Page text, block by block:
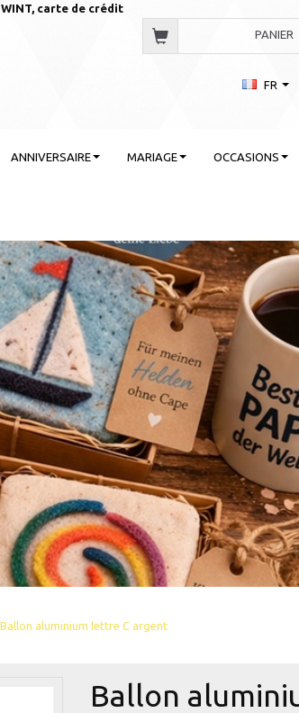
carte de crédit
PANIER
FR
ANNIVERSAIRE MARIAGE OCCASIONS
Ballon aluminium lettre C argent
Ballon